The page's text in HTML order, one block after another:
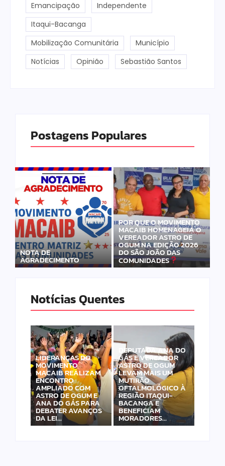
Emancipação
Independente
Itaqui-Bacanga
Mobilização Comunitária
Município
Notícias
Opinião Sebastião Santos
Postagens Populares
NOTA DE
AGRADECIMENTO
POR QUE O MOVIMENTO
MACAIB HOMENAGEIA O
VEREADOR ASTRO DE
OGUM NA EDIÇÃO 2026
DO SÃO JOÃO DAS
COMUNIDADES
Notícias Quentes
LIDERANÇAS DO
MOVIMENTO
MACAIB REALIZAM
ENCONTRO
AMPLIADO COM
ASTRO DE OGUM E
ANA DO GÁS PARA
DEBATER AVANÇOS
DA LEI…
DEPUTADA ANA DO
GÁS E VEREADOR
ASTRO DE OGUM
LEVAM MAIS UM
MUTIRÃO
OFTALMOLÓGICO À
REGIÃO ITAQUI-
BACANGA E
BENEFICIAM
MORADORES…